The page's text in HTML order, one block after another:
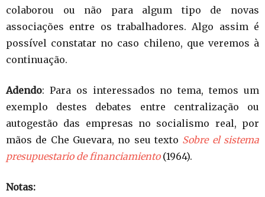
colaborou ou não para algum tipo de novas
associações entre os trabalhadores. Algo assim é
possível constatar no caso chileno, que veremos à
continuação.
Adendo: Para os interessados no tema, temos um
exemplo destes debates entre centralização ou
autogestão das empresas no socialismo real, por
mãos de Che Guevara, no seu texto Sobre el sistema
presupuestario de financiamiento(1964).
Notas: